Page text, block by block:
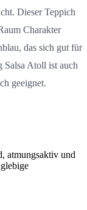
Dieser Teppich
Charakter
das sich gut für
Salsa Atoll ist auch
geeignet.
atmungsaktiv und